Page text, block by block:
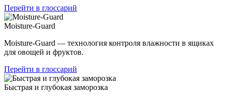
Перейти в глоссарий
Moisture-Guard
Moisture-Guard — технология контроля влажности в ящиках
для овощей и фруктов.
Перейти в глоссарий
Быстрая и глубокая заморозка